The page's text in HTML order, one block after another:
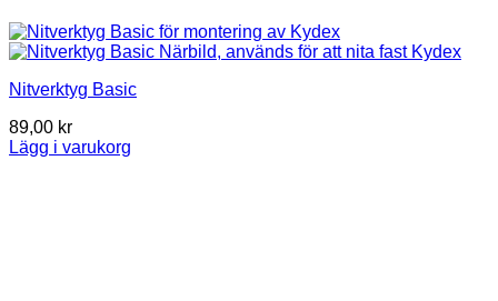
Nitverktyg Basic
89,00 kr
Lägg i varukorg